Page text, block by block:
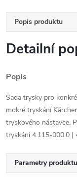
Popis produktu
Detailní
Popis
Sada trysky pro
mokré tryskání
tryskového nástavce.
tryskání 4.115-000.0 |
Parametry produktu